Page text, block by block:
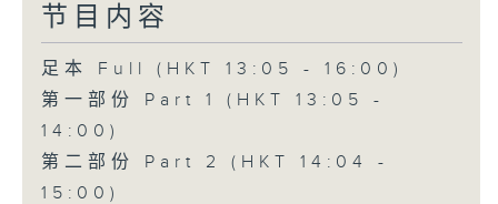
节目内容
足本 Full (HKT 13:05 - 16:00)
第一部份 Part 1 (HKT 13:05 -
14:00)
第二部份 Part 2 (HKT 14:04 -
15:00)